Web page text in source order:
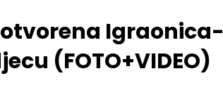
Igraonica-
(FOTO+VIDEO)